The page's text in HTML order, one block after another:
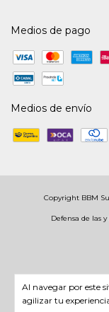
Al navegar por este
agilizar tu
Medios de pago
Medios de envío
Copyright BBM
Defensa de las